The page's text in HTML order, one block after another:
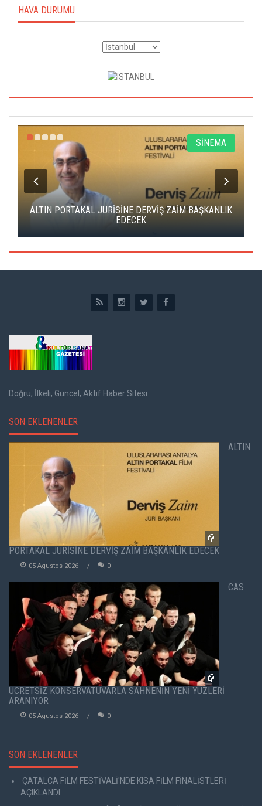
HAVA DURUMU
SİNEMA
ALTIN PORTAKAL JÜRİSİNE DERVİŞ ZAİM BAŞKANLIK
EDECEK
Doğru, İlkeli, Güncel, Aktif Haber Sitesi
SON EKLENENLER
ALTIN
PORTAKAL JÜRİSİNE DERVİŞ ZAİM BAŞKANLIK EDECEK
05 Agustos 2026 0
CAS
ÜCRETSİZ KONSERVATUVARLA SAHNENİN YENİ YÜZLERİ
ARANIYOR
05 Agustos 2026 0
SON EKLENENLER
ÇATALCA FİLM FESTİVALİ'NDE KISA FİLM FİNALİSTLERİ
AÇIKLANDI